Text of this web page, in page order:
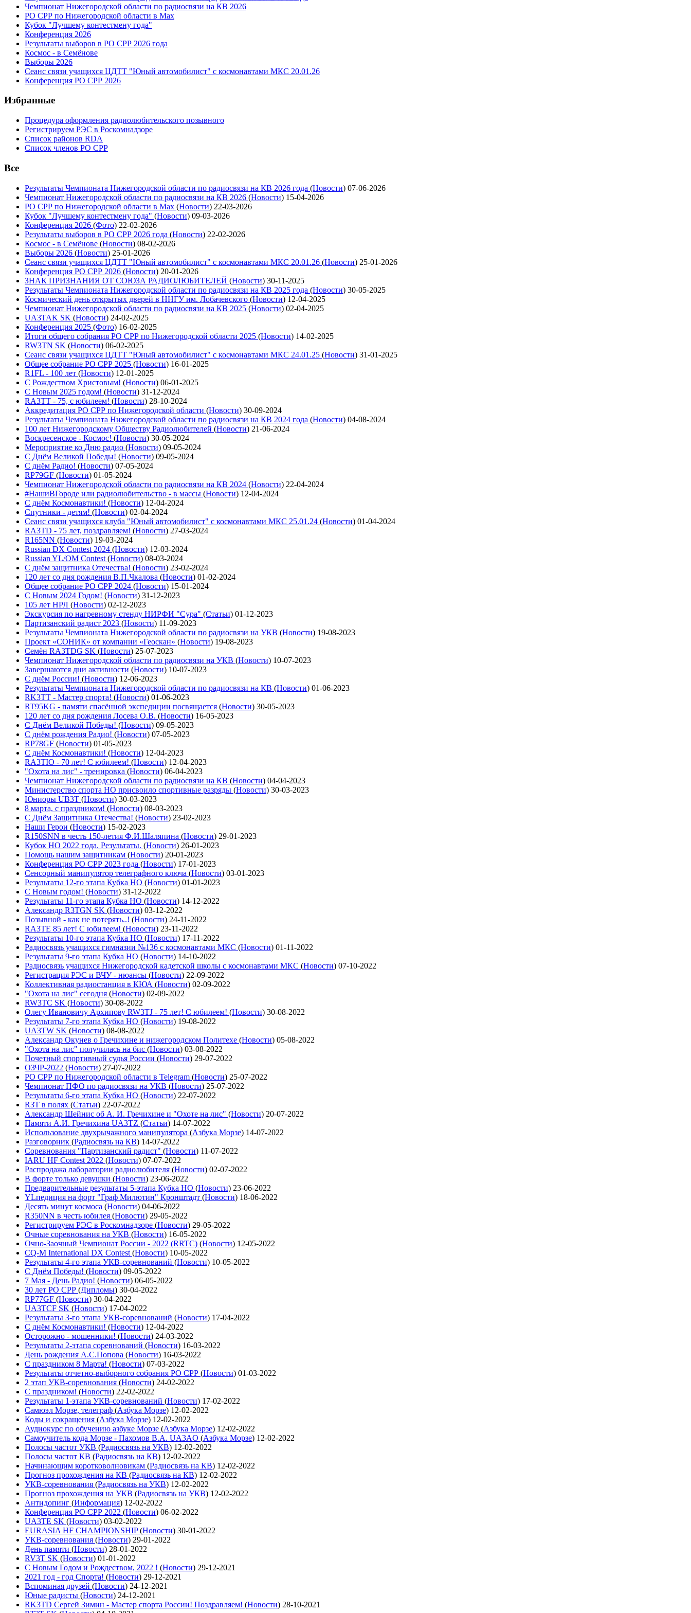
Чемпионат Нижегородской области по радиосвязи на КВ 2026
РО СРР по Нижегородской области в Max
Кубок "Лучшему контестмену года"
Конференция 2026
Результаты выборов в РО СРР 2026 года
Космос - в Семёнове
Выборы 2026
Сеанс связи учащихся ЦДТТ "Юный автомобилист" с космонавтами МКС 20.01.26
Конференция РО СРР 2026
Избранные
Процедура оформления радиолюбительского позывного
Регистрируем РЭС в Роскомнадзоре
Список районов RDA
Список членов РО СРР
Все
Результаты Чемпионата Нижегородской области по радиосвязи на КВ 2026 года (Новости) 07-06-2026
Чемпионат Нижегородской области по радиосвязи на КВ 2026 (Новости) 15-04-2026
РО СРР по Нижегородской области в Max (Новости) 22-03-2026
Кубок "Лучшему контестмену года" (Новости) 09-03-2026
Конференция 2026 (Фото) 22-02-2026
Результаты выборов в РО СРР 2026 года (Новости) 22-02-2026
Космос - в Семёнове (Новости) 08-02-2026
Выборы 2026 (Новости) 25-01-2026
Сеанс связи учащихся ЦДТТ "Юный автомобилист" с космонавтами МКС 20.01.26 (Новости) 25-01-2026
Конференция РО СРР 2026 (Новости) 20-01-2026
ЗНАК ПРИЗНАНИЯ ОТ СОЮЗА РАДИОЛЮБИТЕЛЕЙ (Новости) 30-11-2025
Результаты Чемпионата Нижегородской области по радиосвязи на КВ 2025 года (Новости) 30-05-2025
Космический день открытых дверей в ННГУ им. Лобачевского (Новости) 12-04-2025
Чемпионат Нижегородской области по радиосвязи на КВ 2025 (Новости) 02-04-2025
UA3TAK SK (Новости) 24-02-2025
Конференция 2025 (Фото) 16-02-2025
Итоги общего собрания РО СРР по Нижегородской области 2025 (Новости) 14-02-2025
RW3TN SK (Новости) 06-02-2025
Сеанс связи учащихся ЦДТТ "Юный автомобилист" с космонавтами МКС 24.01.25 (Новости) 31-01-2025
Общее собрание РО СРР 2025 (Новости) 16-01-2025
R1FL - 100 лет (Новости) 12-01-2025
С Рождеством Христовым! (Новости) 06-01-2025
С Новым 2025 годом! (Новости) 31-12-2024
RA3TT - 75, с юбилеем! (Новости) 28-10-2024
Аккредитация РО СРР по Нижегородской области (Новости) 30-09-2024
Результаты Чемпионата Нижегородской области по радиосвязи на КВ 2024 года (Новости) 04-08-2024
100 лет Нижегородскому Обществу Радиолюбителей (Новости) 21-06-2024
Воскресенское - Космос! (Новости) 30-05-2024
Мероприятие ко Дню радио (Новости) 09-05-2024
С Днём Великой Победы! (Новости) 09-05-2024
С днём Радио! (Новости) 07-05-2024
RP79GF (Новости) 01-05-2024
Чемпионат Нижегородской области по радиосвязи на КВ 2024 (Новости) 22-04-2024
#НашиВГороде или радиолюбительство - в массы (Новости) 12-04-2024
С днём Космонавтики! (Новости) 12-04-2024
Спутники - детям! (Новости) 02-04-2024
Сеанс связи учащихся клуба "Юный автомобилист" с космонавтами МКС 25.01.24 (Новости) 01-04-2024
RA3TD - 75 лет, поздравляем! (Новости) 27-03-2024
R165NN (Новости) 19-03-2024
Russian DX Contest 2024 (Новости) 12-03-2024
Russian YL/OM Contest (Новости) 08-03-2024
С днём защитника Отечества! (Новости) 23-02-2024
120 лет со дня рождения В.П.Чкалова (Новости) 01-02-2024
Общее собрание РО СРР 2024 (Новости) 15-01-2024
С Новым 2024 Годом! (Новости) 31-12-2023
105 лет НРЛ (Новости) 02-12-2023
Экскурсия по нагревному стенду НИРФИ "Сура" (Статьи) 01-12-2023
Партизанский радист 2023 (Новости) 11-09-2023
Результаты Чемпионата Нижегородской области по радиосвязи на УКВ (Новости) 19-08-2023
Проект «СОНИК» от компании «Геоскан» (Новости) 19-08-2023
Семён RA3TDG SK (Новости) 25-07-2023
Чемпионат Нижегородской области по радиосвязи на УКВ (Новости) 10-07-2023
Завершаются дни активности (Новости) 10-07-2023
С днём России! (Новости) 12-06-2023
Результаты Чемпионата Нижегородской области по радиосвязи на КВ (Новости) 01-06-2023
RK3TT - Мастер спорта! (Новости) 01-06-2023
RT95KG - памяти спасённой экспедиции посвящается (Новости) 30-05-2023
120 лет со дня рождения Лосева О.В. (Новости) 16-05-2023
С Днём Великой Победы! (Новости) 09-05-2023
С днём рождения Радио! (Новости) 07-05-2023
RP78GF (Новости) 01-05-2023
С днём Космонавтики! (Новости) 12-04-2023
RA3TIO - 70 лет! С юбилеем! (Новости) 12-04-2023
"Охота на лис" - тренировка (Новости) 06-04-2023
Чемпионат Нижегородской области по радиосвязи на КВ (Новости) 04-04-2023
Министерство спорта НО присвоило спортивные разряды (Новости) 30-03-2023
Юниоры UB3T (Новости) 30-03-2023
8 марта, с праздником! (Новости) 08-03-2023
С Днём Защитника Отечества! (Новости) 23-02-2023
Наши Герои (Новости) 15-02-2023
R150SNN в честь 150-летия Ф.И.Шаляпина (Новости) 29-01-2023
Кубок НО 2022 года. Результаты. (Новости) 26-01-2023
Помощь нашим защитникам (Новости) 20-01-2023
Конференция РО СРР 2023 года (Новости) 17-01-2023
Сенсорный манипулятор телеграфного ключа (Новости) 03-01-2023
Результаты 12-го этапа Кубка НО (Новости) 01-01-2023
С Новым годом! (Новости) 31-12-2022
Результаты 11-го этапа Кубка НО (Новости) 14-12-2022
Александр R3TGN SK (Новости) 03-12-2022
Позывной - как не потерять..! (Новости) 24-11-2022
RA3TE 85 лет! С юбилеем! (Новости) 23-11-2022
Результаты 10-го этапа Кубка НО (Новости) 17-11-2022
Радиосвязь учащихся гимназии №136 с космонавтами МКС (Новости) 01-11-2022
Результаты 9-го этапа Кубка НО (Новости) 14-10-2022
Радиосвязь учащихся Нижегородской кадетской школы с космонавтами МКС (Новости) 07-10-2022
Регистрация РЭС и ВЧУ - нюансы (Новости) 22-09-2022
Коллективная радиостанция в КЮА (Новости) 02-09-2022
"Охота на лис" сегодня (Новости) 02-09-2022
RW3TC SK (Новости) 30-08-2022
Олегу Ивановичу Архипову RW3TJ - 75 лет! С юбилеем! (Новости) 30-08-2022
Результаты 7-го этапа Кубка НО (Новости) 19-08-2022
UA3TW SK (Новости) 08-08-2022
Александр Окунев о Гречихине и нижегородском Политехе (Новости) 05-08-2022
"Охота на лис" получилась на бис (Новости) 03-08-2022
Почетный спортивный судья России (Новости) 29-07-2022
ОЗЧР-2022 (Новости) 27-07-2022
РО СРР по Нижегородской области в Telegram (Новости) 25-07-2022
Чемпионат ПФО по радиосвязи на УКВ (Новости) 25-07-2022
Результаты 6-го этапа Кубка НО (Новости) 22-07-2022
R3T в полях (Статьи) 22-07-2022
Александр Шейнис об А. И. Гречихине и "Охоте на лис" (Новости) 20-07-2022
Памяти А.И. Гречихина UA3TZ (Статьи) 14-07-2022
Использование двухрычажного манипулятора (Азбука Морзе) 14-07-2022
Разговорник (Радиосвязь на КВ) 14-07-2022
Соревнования "Партизанский радист" (Новости) 11-07-2022
IARU HF Contest 2022 (Новости) 07-07-2022
Распродажа лаборатории радиолюбителя (Новости) 02-07-2022
В форте только девушки (Новости) 23-06-2022
Предварительные результаты 5-этапа Кубка НО (Новости) 23-06-2022
YLпедиция на форт "Граф Милютин" Кронштадт (Новости) 18-06-2022
Десять минут космоса (Новости) 04-06-2022
R350NN в честь юбилея (Новости) 29-05-2022
Регистрируем РЭС в Роскомнадзоре (Новости) 29-05-2022
Очные соревнования на УКВ (Новости) 16-05-2022
Очно-Заочный Чемпионат России - 2022 (RRTC) (Новости) 12-05-2022
CQ-M International DX Contest (Новости) 10-05-2022
Результаты 4-го этапа УКВ-соревнований (Новости) 10-05-2022
С Днём Победы! (Новости) 09-05-2022
7 Мая - День Радио! (Новости) 06-05-2022
30 лет РО СРР (Дипломы) 30-04-2022
RP77GF (Новости) 30-04-2022
UA3TCF SK (Новости) 17-04-2022
Результаты 3-го этапа УКВ-соревнований (Новости) 17-04-2022
С днём Космонавтики! (Новости) 12-04-2022
Осторожно - мошенники! (Новости) 24-03-2022
Результаты 2-этапа соревнований (Новости) 16-03-2022
День рождения А.С.Попова (Новости) 16-03-2022
С праздником 8 Марта! (Новости) 07-03-2022
Результаты отчетно-выборного собрания РО СРР (Новости) 01-03-2022
2 этап УКВ-соревнования (Новости) 24-02-2022
С праздником! (Новости) 22-02-2022
Результаты 1-этапа УКВ-соревнований (Новости) 17-02-2022
Самюэл Морзе, телеграф (Азбука Морзе) 12-02-2022
Коды и сокращения (Азбука Морзе) 12-02-2022
Аудиокурс по обучению азбуке Морзе (Азбука Морзе) 12-02-2022
Самоучитель кода Морзе - Пахомов В.А. UA3AO (Азбука Морзе) 12-02-2022
Полосы частот УКВ (Радиосвязь на УКВ) 12-02-2022
Полосы частот КВ (Радиосвязь на КВ) 12-02-2022
Начинающим коротковолновикам (Радиосвязь на КВ) 12-02-2022
Прогноз прохождения на КВ (Радиосвязь на КВ) 12-02-2022
УКВ-соревнования (Радиосвязь на УКВ) 12-02-2022
Прогноз прохождения на УКВ (Радиосвязь на УКВ) 12-02-2022
Антидопинг (Информация) 12-02-2022
Конференция РО СРР 2022 (Новости) 06-02-2022
UA3TE SK (Новости) 03-02-2022
EURASIA HF CHAMPIONSHIP(Новости) 30-01-2022
УКВ-соревнования (Новости) 29-01-2022
День памяти (Новости) 28-01-2022
RV3T SK (Новости) 01-01-2022
С Новым Годом и Рождеством, 2022 ! (Новости) 29-12-2021
2021 год - год Cпорта! (Новости) 29-12-2021
Вспоминая друзей (Новости) 24-12-2021
Юные радисты (Новости) 24-12-2021
RK3TD Сергей Зимин - Мастер спорта России! Поздравляем! (Новости) 28-10-2021